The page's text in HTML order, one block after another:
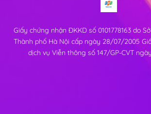
Giấy chứng nhận ĐKKD số 0101778163 do
Thành phố Hà Nội cấp ngày 28/07/2005
dịch vụ Viễn thông số 147/GP-CVT